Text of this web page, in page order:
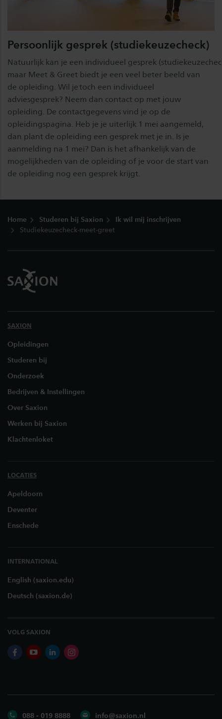
Persoonlijk gesprek (studiekeuzecheck)
Natuurlijk kan je een individueel gesprek
maar Meet & Greet biedt je een veel beter beeld van
de opleiding. Wil je toch een individueel
adviesgesprek? Neem dan contact op met jouw
opleiding. De contactgegevens vind je op de
opleidingspagina. Heb je je uiterlijk 1 mei aangemeld,
dan plant de opleiding een gesprek met je in. Is je
aanmelding na 1 mei? Dan is het afhankelijk van de
mogelijkheden van de opleiding of je voor de start van
de opleiding nog een gesprek krijgt.
Home Studeren bij Saxion
Ik wil mij inschrijven
Studiekeuzecheck-meet-greet
SAXION
Opleidingen
Studeren bij
Onderzoek
Bedrijven & Instellingen
Over Saxion
Werken bij Saxion
Klachtenloket
LOCATIES
Apeldoorn
Deventer
Enschede
INTERNATIONAL
English (saxion.edu)
Deutsch (saxion.de)
VOLG SAXION
facebookyoutubelinkedininstagram
088 - 019 8888 info@saxion.nl